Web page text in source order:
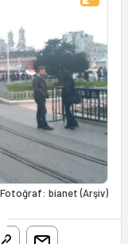
Fotoğraf: bianet (Arşiv)